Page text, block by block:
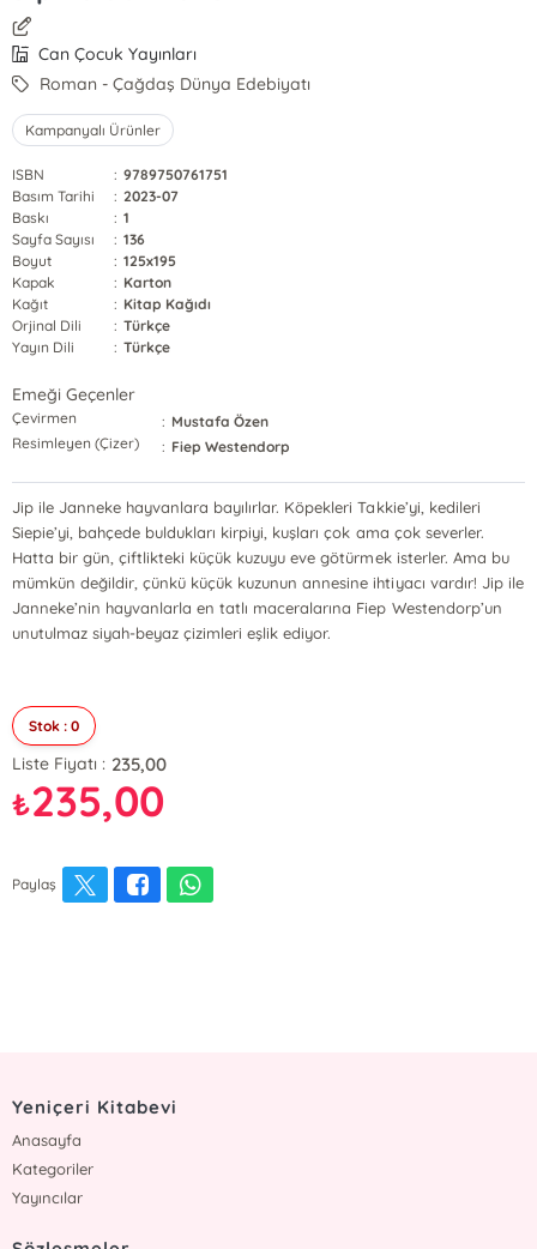
Can Çocuk Yayınları
Roman - Çağdaş Dünya Edebiyatı
Kampanyalı Ürünler
ISBN : 9789750761751
Basım Tarihi
: 2023-07
Baskı
: 1
Sayfa Sayısı
: 136
Boyut
: 125x195
Kapak
: Karton
Kağıt
: Kitap Kağıdı
Orjinal Dili
: Türkçe
Yayın Dili
: Türkçe
Emeği Geçenler
Çevirmen : Mustafa Özen
Resimleyen (Çizer)
: Fiep Westendorp
Jip ile Janneke hayvanlara bayılırlar. Köpekleri Takkie’yi, kedileri
Siepie’yi, bahçede buldukları kirpiyi, kuşları çok ama çok severler.
Hatta bir gün, çiftlikteki küçük kuzuyu eve götürmek isterler. Ama bu
mümkün değildir, çünkü küçük kuzunun annesine ihtiyacı vardır! Jip ile
Janneke’nin hayvanlarla en tatlı maceralarına Fiep Westendorp’un
unutulmaz siyah-beyaz çizimleri eşlik ediyor.
Stok : 0
Liste Fiyatı : 235,00
₺235,00
Paylaş
Yeniçeri Kitabevi
Anasayfa
Kategoriler
Yayıncılar